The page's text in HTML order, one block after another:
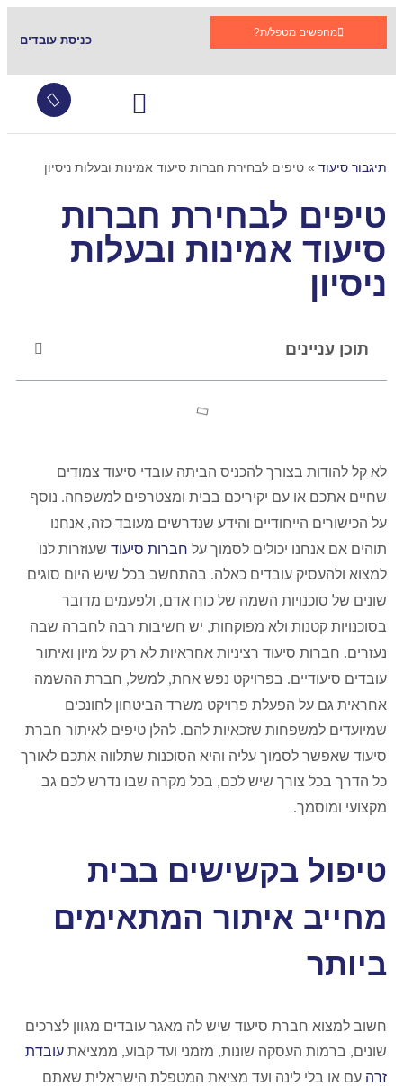
מחפשים מטפל/ת?
כניסת עובדים
תיגבור סיעוד » טיפים לבחירת חברות סיעוד אמינות ובעלות ניסיון
טיפים לבחירת חברות
סיעוד אמינות ובעלות
ניסיון
תוכן עניינים
לא קל להודות בצורך להכניס הביתה עובדי סיעוד צמודים
שחיים אתכם או עם יקיריכם בבית ומצטרפים למשפחה. נוסף
על הכישורים הייחודיים והידע שנדרשים מעובד כזה, אנחנו
תוהים אם אנחנו יכולים לסמוך על חברות סיעוד שעוזרות לנו
למצוא ולהעסיק עובדים כאלה. בהתחשב בכל שיש היום סוגים
שונים של סוכנויות השמה של כוח אדם, ולפעמים מדובר
בסוכנויות קטנות ולא מפוקחות, יש חשיבות רבה לחברה שבה
נעזרים. חברות סיעוד רציניות אחראיות לא רק על מיון ואיתור
עובדים סיעודיים. בפרויקט נפש אחת, למשל, חברת ההשמה
אחראית גם על הפעלת פרויקט משרד הביטחון לחונכים
שמיועדים למשפחות שזכאיות להם. להלן טיפים לאיתור חברת
סיעוד שאפשר לסמוך עליה והיא הסוכנות שתלווה אתכם לאורך
כל הדרך בכל צורך שיש לכם, בכל מקרה שבו נדרש לכם גב
מקצועי ומוסמך.
טיפול בקשישים בבית
מחייב איתור המתאימים
ביותר
חשוב למצוא חברת סיעוד שיש לה מאגר עובדים מגוון לצרכים
שונים, ברמות העסקה שונות, מזמני ועד קבוע, ממציאת עובדת
זרה עם או בלי לינה ועד מציאת המטפלת הישראלית שאתם